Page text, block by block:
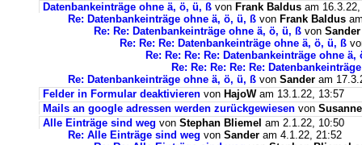
Datenbankeinträge ohne ä, ö, ü, ß von Frank Baldus am
Re: Datenbankeinträge ohne ä, ö, ü, ß von Frank Baldus
Re: Re: Datenbankeinträge ohne ä, ö, ü, ß von Sander
Re: Re: Re: Datenbankeinträge ohne ä, ö, ü, ß
Re: Re: Re: Re: Datenbankeinträge ohne ä,
Re: Re: Re: Re: Re:
Re: Datenbankeinträge ohne ä, ö, ü, ß von Sander am
Felder in Formular deaktivieren von HajoWam 13.1.22, 13:57
Mails an google adressen werden zurückgewiesen von Susanne
Alle Einträge sind weg von Stephan Bliemel am 2.1.22, 10:50
Re: Alle Einträge sind weg von Sander am 4.1.22, 21:52